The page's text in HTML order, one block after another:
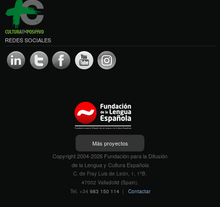
REDES SOCIALES
Más proyectos
Copyright 2004-2026 Fundación para la Difusión
de la Lengua y Cultura Española
C. de Fray Luis de León, 1, 1ºB,
47002 Valladolid (Spain).
Tel. +34 983 150 114 | Contactar